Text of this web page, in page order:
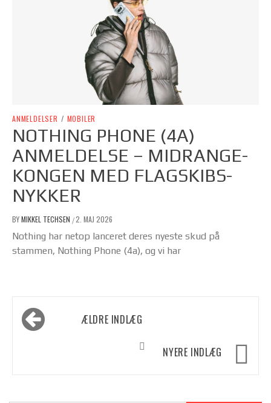
ANMELDELSER / MOBILER
NOTHING PHONE (4A)
ANMELDELSE – MIDRANGE-
KONGEN MED FLAGSKIBS-
NYKKER
BYMIKKEL TECHSEN /2. MAJ 2026
Nothing har netop lanceret deres nyeste skud på
stammen, Nothing Phone (4a), og vi har
Navigation
til
ÆLDRE INDLÆG
NYERE INDLÆG